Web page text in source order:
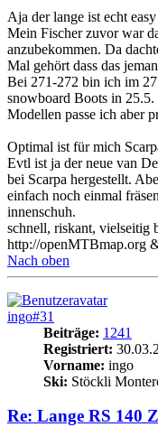
Aja der lange ist echt
Mein Fischer zuvor war
anzubekommen. Da
Mal gehört dass das
Bei 271-272 bin ich im
snowboard Boots in
Modellen passe ich aber
Optimal ist für mich
Evtl ist ja der neue van
bei Scarpa hergestellt.
einfach noch einmal
innenschuh.
schnell, riskant, vielseitig
http://openMTBmap.org
Nach oben
ingo#31
Beiträge: 1241
Registriert:
Vorname: ingo
Ski: Stöckli
Re: Lange RS 140